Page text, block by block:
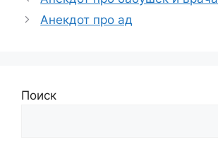
Анекдот про ад
Поиск